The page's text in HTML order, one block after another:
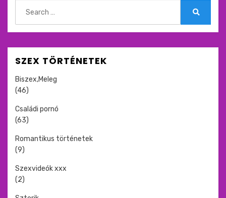
for:
SZEX TÖRTÉNETEK
Biszex,Meleg
(46)
Családi pornó
(63)
Romantikus történetek
(9)
Szexvideók xxx
(2)